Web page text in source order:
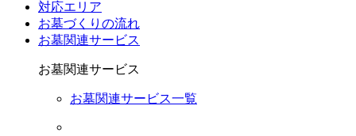
対応エリア
お墓づくりの流れ
お墓関連サービス
お墓関連サービス
お墓関連サービス一覧